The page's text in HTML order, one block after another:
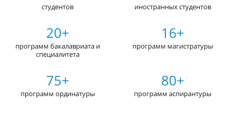
студентов иностранных студентов
20+
программ бакалавриата и
специалитета
16+
программ магистратуры
75+
программ ординатуры
80+
программ аспирантуры